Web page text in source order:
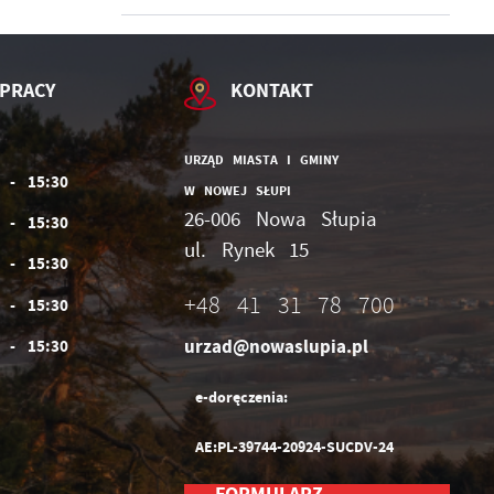
- 15:30
- 15:30
- 15:30
- 15:30
- 15:30
KONTAKT
URZĄD MIASTA I GMINY
W NOWEJ SŁUPI
26-006 Nowa Słupia
ul. Rynek 15
+48 41 31 78 700
urzad@nowaslupia.pl
e-doręczenia:
AE:PL-39744-20924-SUCDV-24